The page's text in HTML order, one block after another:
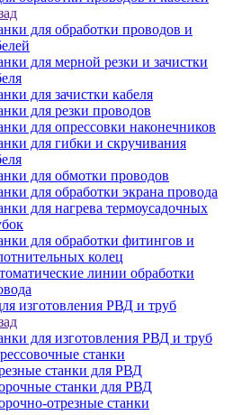
для обработки проводов и
для мерной резки и зачистки
для зачистки кабеля
для резки проводов
для опрессовки наконечников
для гибки и скручивания
для обмотки проводов
для обработки экрана провода
для нагрева термоусадочных
для обработки фитингов и
колец
линии обработки
изготовления РВД и труб
для изготовления РВД и труб
станки
станки для РВД
станки для РВД
отрезные станки